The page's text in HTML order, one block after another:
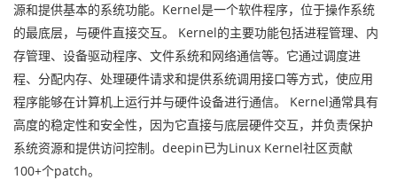
源和提供基本的系统功能。Kernel是一个软件程序，位于操作系统
的最底层，与硬件直接交互。 Kernel的主要功能包括进程管理、内
存管理、设备驱动程序、文件系统和网络通信等。它通过调度进
程、分配内存、处理硬件请求和提供系统调用接口等方式，使应用
程序能够在计算机上运行并与硬件设备进行通信。 Kernel通常具有
高度的稳定性和安全性，因为它直接与底层硬件交互，并负责保护
系统资源和提供访问控制。deepin已为Linux Kernel社区贡献
100+个patch。